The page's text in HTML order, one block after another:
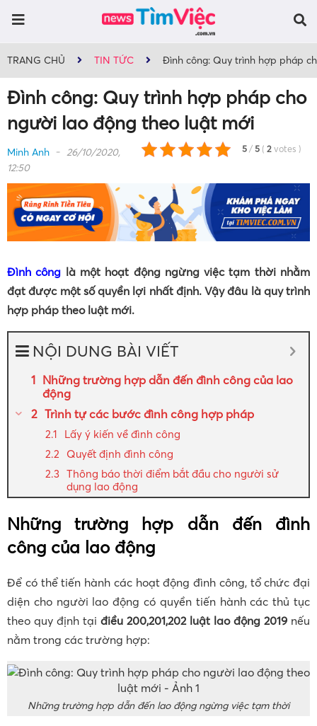
TRANG CHỦ TIN TỨC Đình công: Quy trình hợp pháp
Đình công: Quy trình hợp pháp cho
người lao động theo luật mới
5 / 5 ( 2 votes )
Minh Anh
26/10/2020,
12:50
Đình công là một hoạt động ngừng việc tạm thời nhằm
đạt được một số quyền lợi nhất định. Vậy đâu là quy trình
hợp pháp theo luật mới.
NỘI DUNG BÀI VIẾT
Những trường hợp dẫn đến đình công của lao
động
Trình tự các bước đình công hợp pháp
Lấy ý kiến về đình công
Quyết định đình công
Thông báo thời điểm bắt đầu cho người sử
dụng lao động
Những trường hợp dẫn đến đình
công của lao động
Để có thể tiến hành các hoạt động đình công, tổ chức đại
diện cho người lao động có quyền tiến hành các thủ tục
theo quy định tại điều 200,201,202 luật lao động 2019 nếu
nằm trong các trường hợp:
Những trường hợp dẫn đến lao động ngừng việc tạm thời